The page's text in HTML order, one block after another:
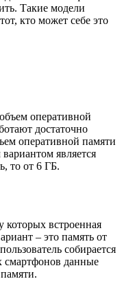
Такие модели
кто может себе это
оперативной
достаточно
оперативной памяти
является
то от 6 ГБ.
которых встроенная
– это память от
собирается
смартфонов данные